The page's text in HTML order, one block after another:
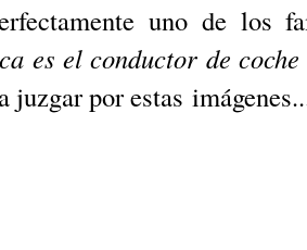
uno de los
es el conductor de
juzgar por estas